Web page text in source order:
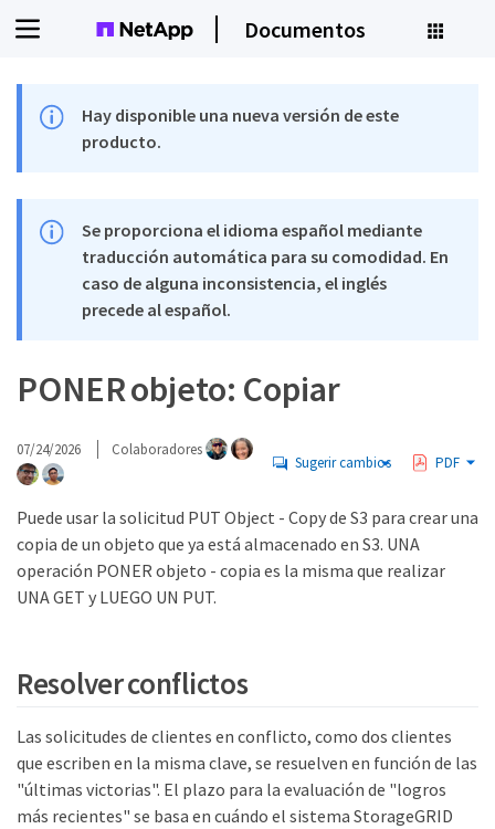
Documentos
Hay disponible una nueva versión de este
producto.
Se proporciona el idioma español mediante
traducción automática para su comodidad. En
caso de alguna inconsistencia, el inglés
precede al español.
PONER objeto: Copiar
07/24/2026 Colaboradores
Sugerir cambios PDF
Puede usar la solicitud PUT Object - Copy de S3 para crear una
copia de un objeto que ya está almacenado en S3. UNA
operación PONER objeto - copia es la misma que realizar
UNA GET y LUEGO UN PUT.
Resolver conflictos
Las solicitudes de clientes en conflicto, como dos clientes
que escriben en la misma clave, se resuelven en función de las
"últimas victorias". El plazo para la evaluación de "logros
más recientes" se basa en cuándo el sistema StorageGRID